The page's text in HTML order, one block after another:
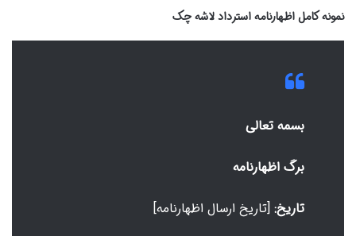
نمونه کامل اظهارنامه استرداد لاشه چک
بسمه تعالی
برگ اظهارنامه
تاریخ: [تاریخ ارسال اظهارنامه]